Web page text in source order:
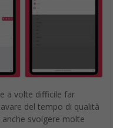
a volte difficile far
del tempo di qualità
svolgere molte